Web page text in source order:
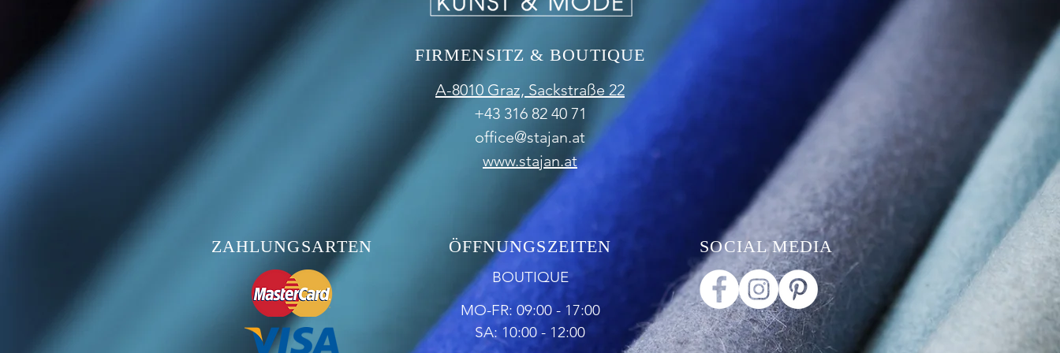
FIRMENSITZ & BOUTIQUE
A-8010 Graz, Sackstraße 22
+43 316 82 40 71
office@stajan.at
www.stajan.at
ZAHLUNGSARTEN ÖFFNUNGSZEITEN
BOUTIQUE
MO-FR: 09:00 - 17:00
SA: 10:00 - 12:00
SOCIAL MEDIA